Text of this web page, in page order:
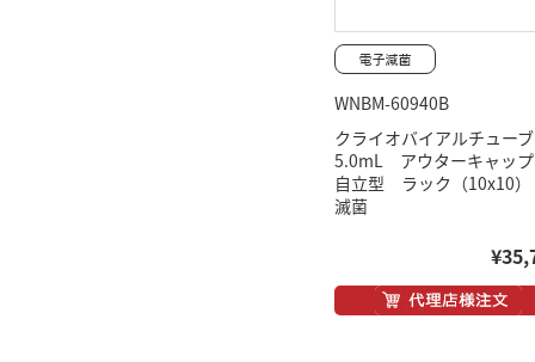
WNBM-60940B
クライオバイアルチュ
5.0mL アウターキャ
自立型 ラック（10x10
滅菌